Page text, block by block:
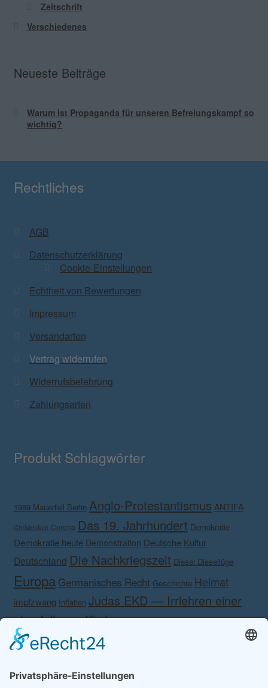
Zeitschrift
Verschiedenes
Neueste Beiträge
Warum ist Propaganda für unseren Befreiungskampf so
wichtig?
Rechtliches
AGB
Datenschutzerklärung
Cookie-Einstellungen
Echtheit von Bewertungen
Impressum
Versandarten
Vertrag widerrufen
Widerrufsbelehrung
Zahlungsarten
Produkt Schlagwörter
1989 Mauerfall Berlin Anglo-Protestantismus ANTIFA
Christentum Corona Das 19. Jahrhundert Demokratie
Demokratie heute Demonstration Deutsche Kultur
Deutschland Die Nachkriegszeit Diesel Diesellüge
Europa Germanisches Recht Geschichte Heimat
impfzwang Inflation Judas EKD — Irrlehren einer
abgefallenen Kirche.
Schönheit 2020 Kampf gegen das eigene Volk!
MedienMeinolf Schönborn